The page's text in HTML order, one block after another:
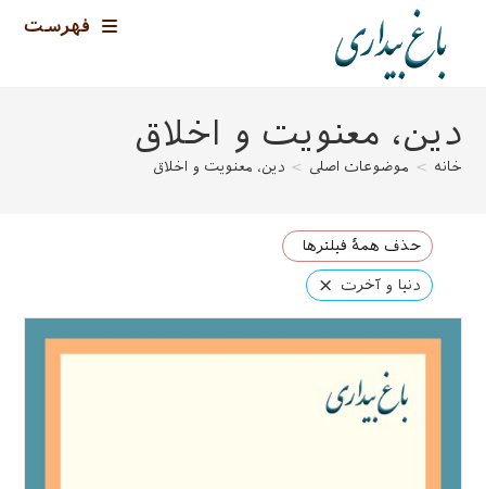
فهرست
دین، معنویت و اخلاق
خانه > موضوعات اصلی > دین، معنویت و اخلاق
حذف همهٔ فیلترها
دنیا و آخرت ×